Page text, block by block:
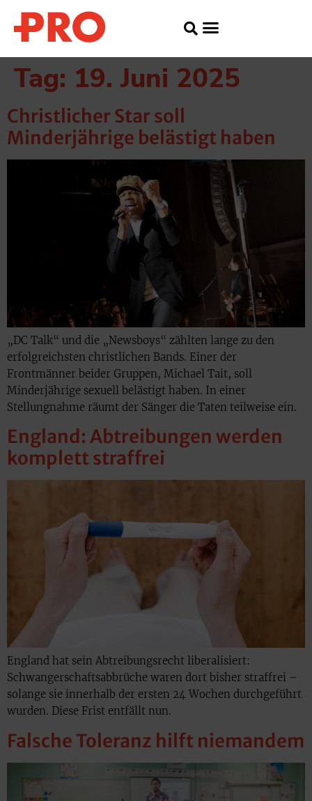
Tag: 19. Juni 2025
Christlicher Star soll
Minderjährige belästigt haben
„DC Talk“ und die „Newsboys“ zählten lange zu den
erfolgreichsten christlichen Bands. Einer der
Frontmänner beider Gruppen, Michael Tait, soll
Minderjährige sexuell belästigt haben. In einer
Stellungnahme räumt der Sänger die Taten teilweise ein.
England: Abtreibungen werden
komplett straffrei
England hat sein Abtreibungsrecht liberalisiert:
Schwangerschaftsabbrüche waren dort bisher straffrei –
solange sie innerhalb der ersten 24 Wochen durchgeführt
wurden. Diese Frist entfällt nun.
Falsche Toleranz hilft niemandem